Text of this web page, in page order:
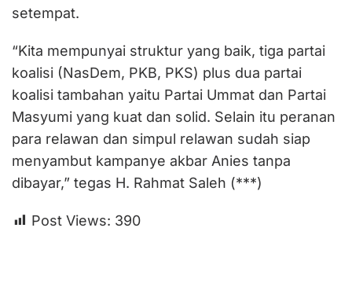
setempat.
“Kita mempunyai struktur yang baik, tiga partai
koalisi (NasDem, PKB, PKS) plus dua partai
koalisi tambahan yaitu Partai Ummat dan Partai
Masyumi yang kuat dan solid. Selain itu peranan
para relawan dan simpul relawan sudah siap
menyambut kampanye akbar Anies tanpa
dibayar,” tegas H. Rahmat Saleh (***)
Post Views: 390